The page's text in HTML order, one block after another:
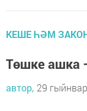
КЕШЕ ҺӘМ
Төшке ашка
автор, 29